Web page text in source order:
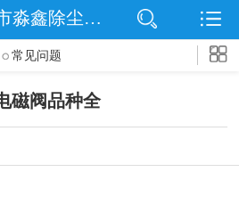
网站首页
公司动态
泊头市淼鑫除尘配件销售处
常见问题
磁阀品种全